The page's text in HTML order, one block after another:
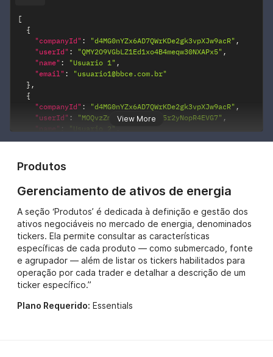
View More
[
{
"companyId" : "d4MG0nYZx6AD7QWrKDe2gk3vpXJw9acR" ,
"userId" : "QMY2O9VGbLZ1Ed1xo4B4meqw30NXAPx5" ,
"name" : "Usuario 1" ,
"email" :
"usuario1@bbce.com.br"
} ,
{
"companyId" : "d4MG0nYZx6AD7QWrKDe2gk3vpXJw9acR" ,
"userId" : "MOQvzZm086PlbB6598D5r2yNopR4EVG7" ,
"name" : "Usuario 2"
"email": "usuario2@bbce.com.br"
]
Produtos
Gerenciamento de ativos de energia
A seção ‘Produtos’ é dedicada à definição e gestão dos
ativos negociáveis no mercado de energia, denominados
tickers. Ela permite consultar as características
específicas de cada produto — como submercado, fonte
e agrupador — além de listar os tickers habilitados para
operação por cada trader e detalhar a descrição de um
ticker específico.”
Plano Requerido: Essentials